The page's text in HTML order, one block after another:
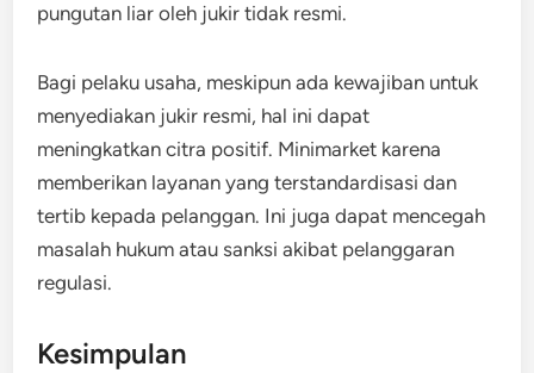
pungutan liar oleh jukir tidak resmi.
Bagi pelaku usaha, meskipun ada kewajiban untuk
menyediakan jukir resmi, hal ini dapat
meningkatkan citra positif. Minimarket karena
memberikan layanan yang terstandardisasi dan
tertib kepada pelanggan. Ini juga dapat mencegah
masalah hukum atau sanksi akibat pelanggaran
regulasi.
Kesimpulan